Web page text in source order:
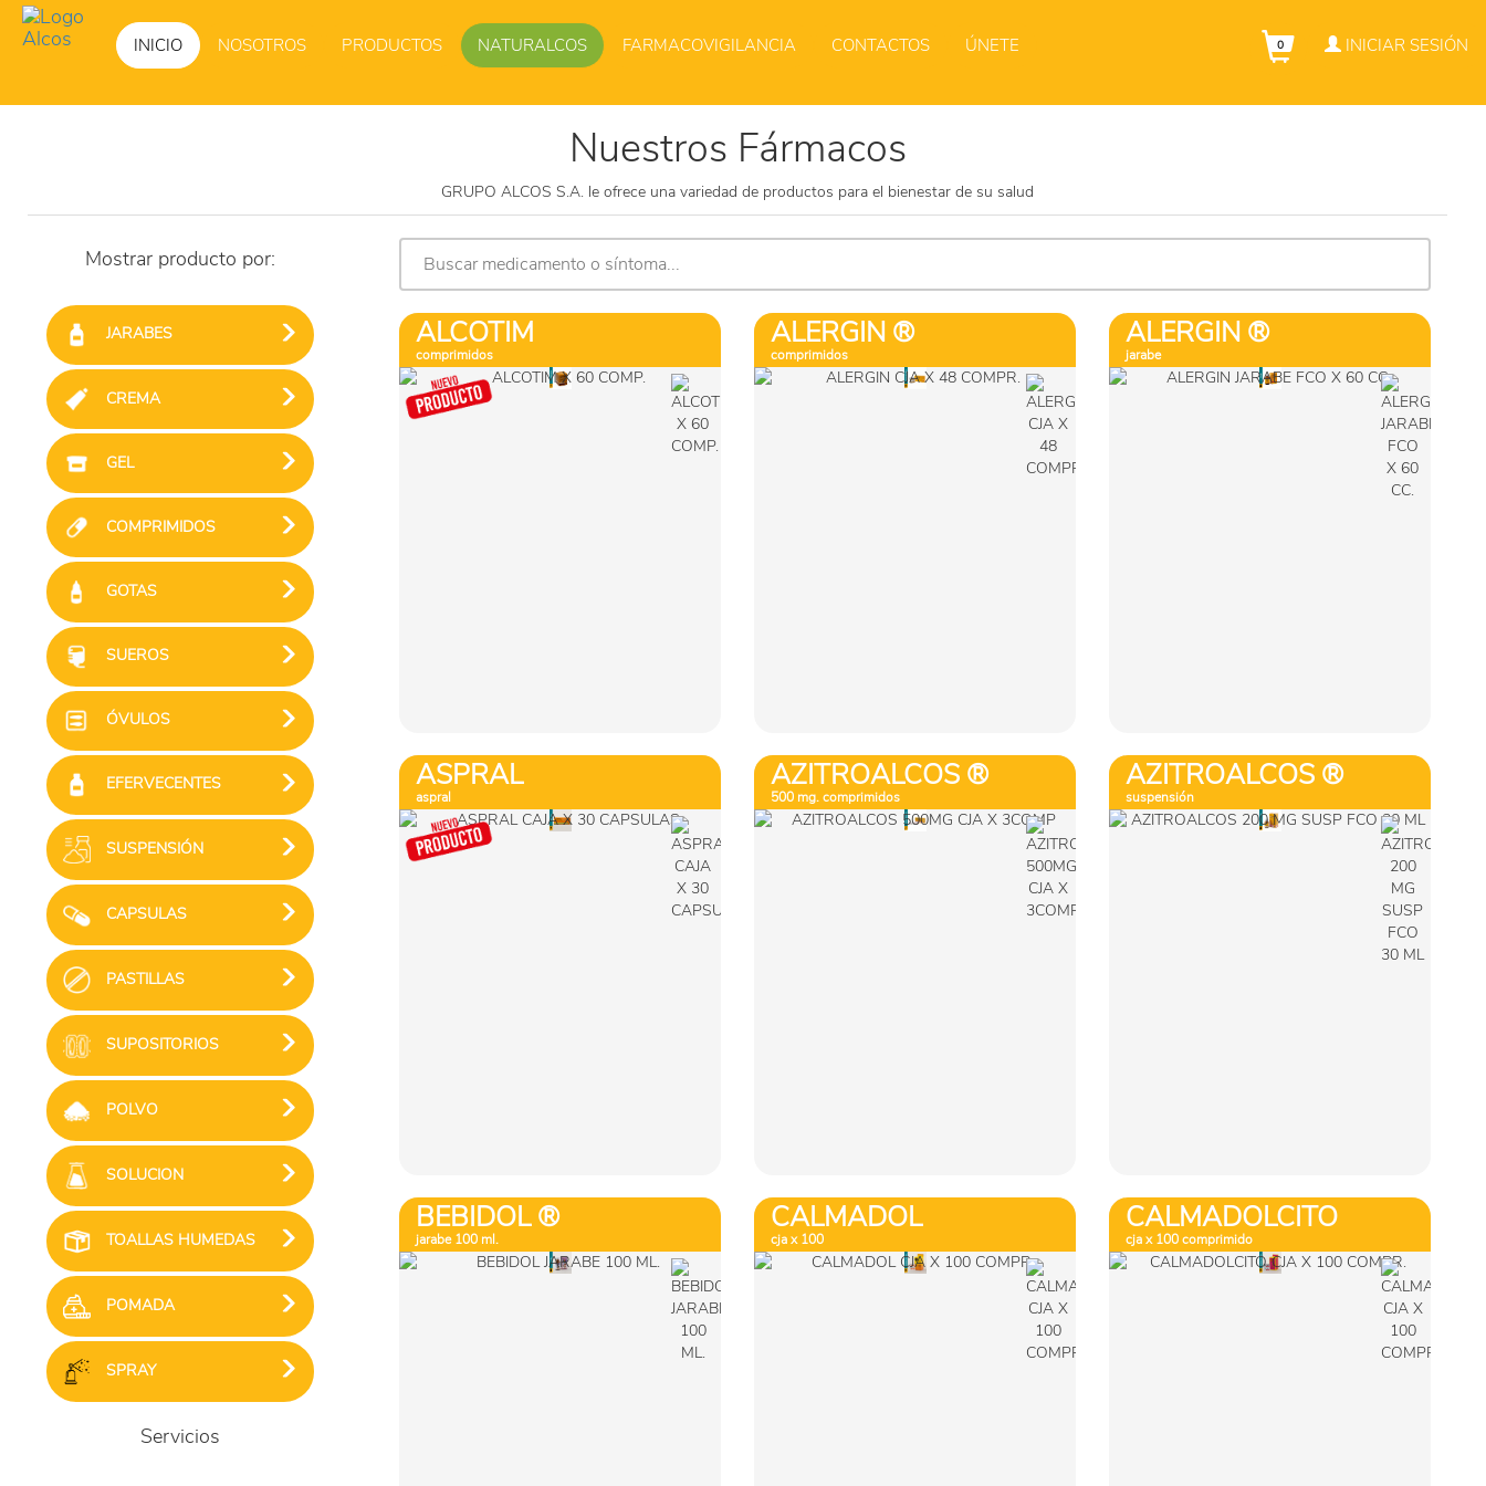
INICIO NOSOTROS PRODUCTOS NATURALCOS FARMACOVIGILANCIA CONTACTOS ÚNETE 0 INICIAR SESIÓN
Nuestros Fármacos
GRUPO ALCOS S.A. le ofrece una variedad de productos para el bienestar de su salud
Mostrar producto por:
JARABES
CREMA
GEL
COMPRIMIDOS
GOTAS
SUEROS
ÓVULOS
EFERVECENTES
SUSPENSIÓN
CAPSULAS
PASTILLAS
SUPOSITORIOS
POLVO
SOLUCION
TOALLAS HUMEDAS
POMADA
SPRAY
Servicios
ALCOTIM
comprimidos
Ver más
Comprar
ALERGIN ®
comprimidos
Ver más
ALERGIN ®
jarabe
ASPRAL
aspral
AZITROALCOS ®
500 mg. comprimidos
AZITROALCOS ®
suspensión
BEBIDOL ®
jarabe 100 ml.
CALMADOL
cja x 100
CALMADOLCITO
cja x 100 comprimido